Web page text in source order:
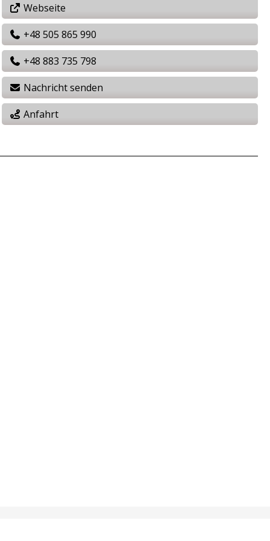
Webseite
+48 505 865 990
+48 883 735 798
Nachricht senden
Anfahrt